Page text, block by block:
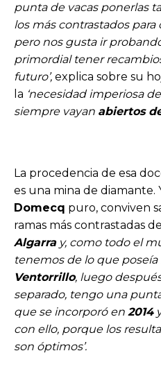
punta de vacas ponerlas
los más contrastados para
pero nos gusta ir
primordial tener
futuro’, explica sobre su
la ‘necesidad imperiosa
siempre vayan abiertos
La procedencia de esa
es una mina de diamante.
Domecq puro, conviven
ramas más contrastadas
Algarray, como todo el
tenemos de lo que poseía
Ventorrillo, luego
separado, tengo una
que se incorporó en 2014
con ello, porque los
son óptimos’.